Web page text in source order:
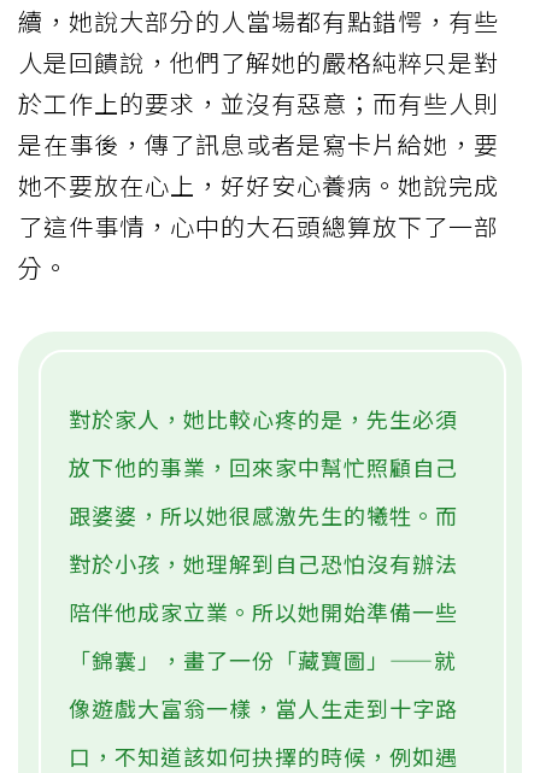
續，她說大部分的人當場都有點錯愕，有些
人是回饋說，他們了解她的嚴格純粹只是對
於工作上的要求，並沒有惡意；而有些人則
是在事後，傳了訊息或者是寫卡片給她，要
她不要放在心上，好好安心養病。她說完成
了這件事情，心中的大石頭總算放下了一部
分。
對於家人，她比較心疼的是，先生必須
放下他的事業，回來家中幫忙照顧自己
跟婆婆，所以她很感激先生的犧牲。而
對於小孩，她理解到自己恐怕沒有辦法
陪伴他成家立業。所以她開始準備一些
「錦囊」，畫了一份「藏寶圖」——就
像遊戲大富翁一樣，當人生走到十字路
口，不知道該如何抉擇的時候，例如遇